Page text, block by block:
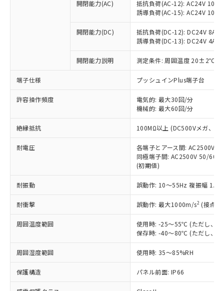
開閉能力(AC)
抵抗負荷(AC-12): AC24V 10A/
誘導負荷(AC-15): AC24V
開閉能力(DC)
抵抗負荷(DC-12): DC24V 8A/
誘導負荷(DC-13): DC24V 4A/
開閉能力説明 測定条件: 周囲温度 20±2℃、
端子仕様 プッシュインPlus端子台
許容操作頻度
電気的: 最大30回/分
機械的: 最大60回/分
絶縁抵抗 100MΩ以上 (DC500Vメガ、点
耐電圧
各端子とアース間: AC2500V
同極端子間: AC2500V 50/
(初期値)
耐振動 誤動作: 10～55Hz 複振幅
耐衝撃 誤動作: 最大1000m/s2 (接点
周囲温度範囲
使用時: -25～55℃ (ただし、氷
保存時: -40～80℃ (ただし、氷
周囲湿度範囲 使用時: 35～85%RH
保護構造 パネル前面: IP66
本サービスの対象外となる商品もある
ことをご了承ください。
在庫状況および標準価格照会結果は、
記載している更新日時点での社内デー
タに基づき作成されるものであり、閲
覧された時点での実際の在庫および標
正式な納期状況および標準価格はお客
様のお取引先、またはお客様担当のオ
ムロン制御機器販売店・当社販売員に
オムロン制御機器販売店や当社販売拠
販売ネットワーク
」をご確認
在庫状況および標準価格結果を当社の
示しないようお願いします。
マイパーツ機能（部品リスト作成サー
ビス）をご利用いただくには、I-Web
メンバーズにご登録されている必要が
お客様が当ウェブサイト上で当社にご
登録された部品リストについて、当社
および当社の共同利用者が、当社の製
品・サービスに関するお客様との取
引・商談に必要な範囲で利用すること
仕入先様の事情により、非含有部品として
いたものが、含有品と判明した場合などや
むを得ず変更することがあります。
ミウム(Cd) 100ppm以下、
六価クロム(Cr(Ⅵ)) 1000ppm以下、ポリ臭化ビフェニル
類(PBB) 1000ppm以下、ポリ臭化ジフェニルエーテル類
(PBDE) 1000ppm以下、フタル酸ビス(2-エチルヘキシ
ルベンジル（BBP） 1000ppm以下、フタル酸ジブチル
（DBP） 1000ppm以下、フタル酸ジイソブチル
適用除外項目は除く。
フタル酸エステル類の４物質については閾値を超える意
図的な使用がないことを確認しています。
部品在庫の切り替え状況などにより、予定
月が前後することがあります。
※3 非含有証明書ダウンロード
下記の非含有証明書をダウンロードするこ
「×」：最大均質材料含有率が中国RoHSの
基準値を超えていることを示します。
「－」：未確認です。当社販売部門へお問
い合わせください。
*中国RoHS10物質の基準値 (GB/T26572)：
Pb(鉛) :1000ppm、 Hg(水銀) : 1000ppm、 Cd(カドミウ
Cr(Ⅵ)(六価クロム) : 1000ppm、 PBBs(ポリ臭化ビフェ
DBP(フタル酸ジブチル) : 1000ppm、 DIBP(フタル酸ジ
イソブチル) : 1000ppm、 BBP(フタル酸ブチルベンジ
DEHP(フタル酸ビス(2-エチルヘキシル)) : 1000ppm
「ｅ」：有害物質（10物質）のすべてが基
準値以下であることを示します。
「10」：通常の使用状況下において有害物
質が外部に漏えいし、環境に深刻な影響を
及ぼさない年数を意味します。
「－」：未確認です。当社販売部門へお問
当社は、これら貴社製品のうち、外国
為替および外国貿易法に定める商品
（以下｢規制貨物等」という）を輸出
または国外への提供する場合は、日本
国政府の輸出許可(または役務取引許
可)を取得するなどの必要な手続きを
当社は規制貨物を破棄する場合は、完
全に破砕するなど、違法に輸出されな
いよう必要な手段を講じます。
当社は貴社製品を、核兵器、ミサイ
ル、化学兵器、生物兵器またはその他
武器並びにこれらの製造装置等に一切
当社は、貴社製品を第三者に販売する
場合は、上記1、2および3の内容を当
該第三者に通知します。また当社は、
販売先および販売に係わる関係者が違
法に輸出するおそれがある場合は、取
キャンセル
一定数以上の在庫あり
一定数には満たないが在庫あり
在庫なし(最新の在庫状況につ
いては、お客様のお取引先、ま
たはお客様担当のオムロン制御
機器販売店・当社販売員にご確
受注生産機種、また在庫状況の
情報を公開していない機種